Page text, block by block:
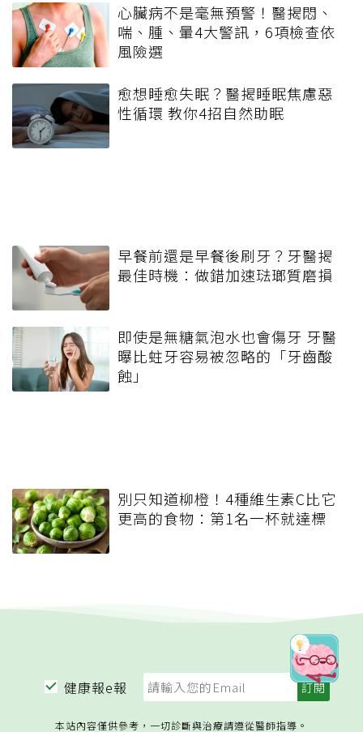
心臟病不是毫無預警！醫揭悶、
喘、腫、暈4大警訊，6項檢查依
風險選
愈想睡愈失眠？醫揭睡眠焦慮惡
性循環 教你4招自然助眠
早餐前還是早餐後刷牙？牙醫揭
最佳時機：做錯加速琺瑯質磨損
即使是無糖氣泡水也會傷牙 牙醫
曝比蛀牙容易被忽略的「牙齒酸
蝕」
別只知道柳橙！4種維生素C比它
更高的食物：第1名一杯就達標
健康報e報
本站內容僅供參考，一切診斷與治療請遵從醫師指導。